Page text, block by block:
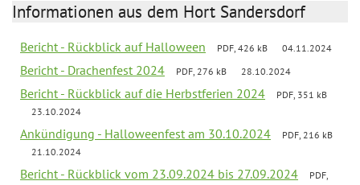
Informationen aus dem Hort Sandersdorf
Bericht - Rückblick auf Halloween PDF, 426 kB 04.11.2024
Bericht - Drachenfest 2024 PDF, 276 kB 28.10.2024
Bericht - Rückblick auf die Herbstferien 2024
PDF, 351 kB
23.10.2024
Ankündigung - Halloweenfest am 30.10.2024
PDF, 216 kB
21.10.2024
Bericht - Rückblick vom 23.09.2024 bis 27.09.2024
PDF,